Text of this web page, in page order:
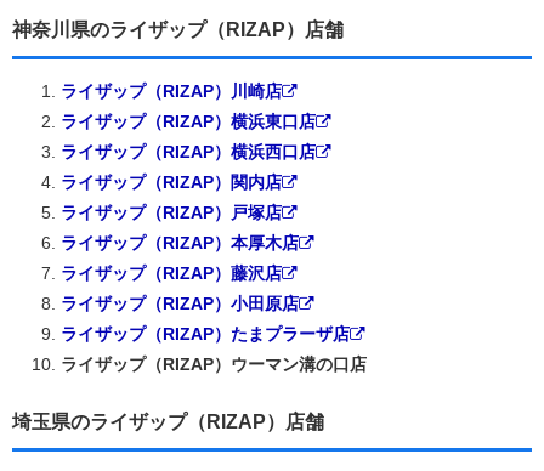
神奈川県のライザップ（RIZAP）店舗
ライザップ（RIZAP）川崎店
ライザップ（RIZAP）横浜東口店
ライザップ（RIZAP）横浜西口店
ライザップ（RIZAP）関内店
ライザップ（RIZAP）戸塚店
ライザップ（RIZAP）本厚木店
ライザップ（RIZAP）藤沢店
ライザップ（RIZAP）小田原店
ライザップ（RIZAP）たまプラーザ店
ライザップ（RIZAP）ウーマン溝の口店
埼玉県のライザップ（RIZAP）店舗